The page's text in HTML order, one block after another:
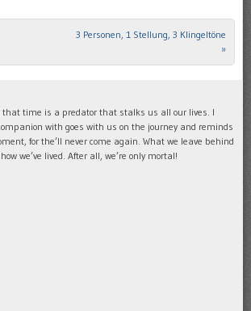
3 Personen, 1 Stellung, 3 Klingeltöne
»
that time is a predator that stalks us all our lives. I
with goes with us on the journey and reminds
for the’ll never come again. What we leave behind
we’ve lived. After all, we’re only mortal!